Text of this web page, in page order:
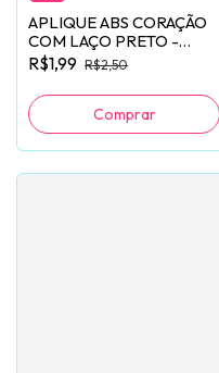
APLIQUE ABS CORAÇÃO
COM LAÇO PRETO -
2 UNIDADES
R$1,99 R$2,50